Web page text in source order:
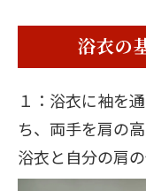
浴衣の
１：浴衣に袖を
ち、両手を肩の
浴衣と自分の肩